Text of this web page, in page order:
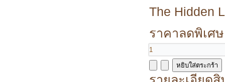
The Hidden
ราคาลดพิเศ